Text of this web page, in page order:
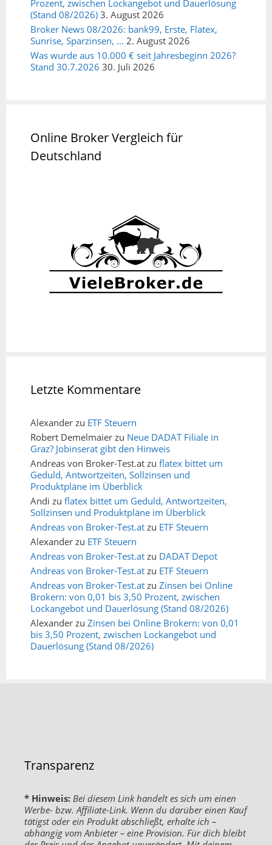
Prozent, zwischen Lockangebot und Dauerlösung
(Stand 08/2026) 3. August 2026
Broker News 08/2026: bank99, Erste, Flatex,
Sunrise, Sparzinsen, … 2. August 2026
Was wurde aus 10.000 € seit Jahresbeginn 2026?
Stand 30.7.2026 30. Juli 2026
Online Broker Vergleich für
Deutschland
Letzte Kommentare
Alexander zu ETF Steuern
Robert Demelmaier zu Neue DADAT Filiale in
Graz? Jobinserat gibt den Hinweis
Andreas von Broker-Test.at zu flatex bittet um
Geduld, Antwortzeiten, Sollzinsen und
Produktpläne im Überblick
Andi zu flatex bittet um Geduld, Antwortzeiten,
Sollzinsen und Produktpläne im Überblick
Andreas von Broker-Test.at zu ETF Steuern
Alexander zu ETF Steuern
Andreas von Broker-Test.at zu DADAT Depot
Andreas von Broker-Test.at zu ETF Steuern
Andreas von Broker-Test.at zu Zinsen bei Online
Brokern: von 0,01 bis 3,50 Prozent, zwischen
Lockangebot und Dauerlösung (Stand 08/2026)
Alexander zu Zinsen bei Online Brokern: von 0,01
bis 3,50 Prozent, zwischen Lockangebot und
Dauerlösung (Stand 08/2026)
Transparenz
* Hinweis: Bei diesem Link handelt es sich um einen
Werbe- bzw. Affiliate-Link. Wenn du darüber einen Kauf
tätigst oder ein Produkt abschließt, erhalte ich –
abhängig vom Anbieter – eine Provision. Für dich bleibt